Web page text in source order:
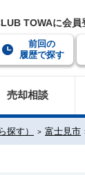
TOWAに会員
前回の
履歴で探す
売却相談
探す） 富士見市